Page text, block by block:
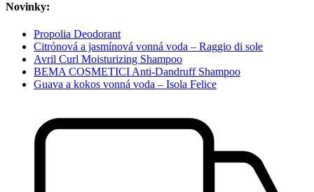
Novinky:
Propolia Deodorant
Citrónová a jasmínová vonná voda – Raggio di sole
Avril Curl Moisturizing Shampoo
BEMA COSMETICI Anti-Dandruff Shampoo
Guava a kokos vonná voda – Isola Felice